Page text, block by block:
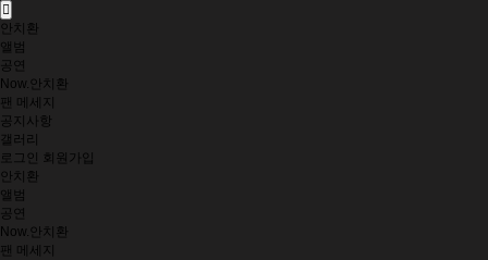
안치환
앨범
공연
Now.안치환
팬 메세지
공지사항
갤러리
로그인
회원가입
안치환
앨범
공연
Now.안치환
팬 메세지